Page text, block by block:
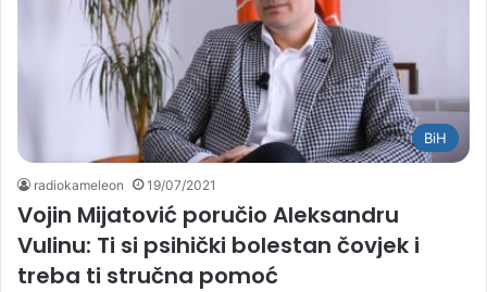
BiH
radiokameleon 19/07/2021
Vojin Mijatović poručio Aleksandru
Vulinu: Ti si psihički bolestan čovjek i
treba ti stručna pomoć